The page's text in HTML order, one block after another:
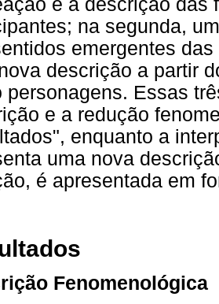
na segunda,
emergentes
descrição a partir
personagens. Essas
e a redução
enquanto a
uma nova
é apresentada em
Fenomenológica